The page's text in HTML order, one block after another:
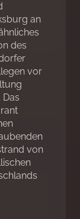
an
des
vor
von